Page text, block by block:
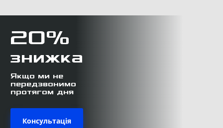
20%
знижка
Якщо ми не
передзвонимо
протягом дня
Консультація